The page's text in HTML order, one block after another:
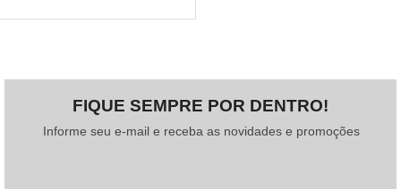
FIQUE SEMPRE POR DENTRO!
Informe seu e-mail e receba as novidades e promoções